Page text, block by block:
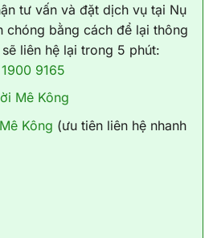
tư vấn và đặt dịch vụ tại Nụ
chóng bằng cách để lại thông
liên hệ lại trong 5 phút:
1900 9165
Mê Kông
Kông (ưu tiên liên hệ nhanh